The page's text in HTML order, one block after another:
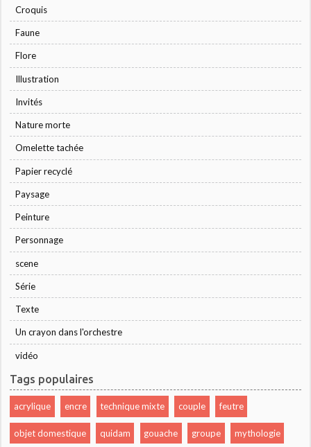
Croquis
Faune
Flore
Illustration
Invités
Nature morte
Omelette tachée
Papier recyclé
Paysage
Peinture
Personnage
scene
Série
Texte
Un crayon dans l'orchestre
vidéo
Tags populaires
acrylique encre technique mixte couple feutre
objet domestique quidam gouache groupe mythologie